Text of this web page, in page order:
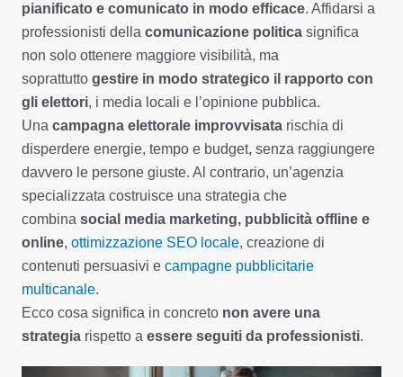
pianificato e comunicato in modo efficace. Affidarsi a
professionisti della comunicazione politica significa
non solo ottenere maggiore visibilità, ma
soprattutto gestire in modo strategico il rapporto con
gli elettori, i media locali e l’opinione pubblica.
Una campagna elettorale improvvisata rischia di
disperdere energie, tempo e budget, senza raggiungere
davvero le persone giuste. Al contrario, un’agenzia
specializzata costruisce una strategia che
combina social media marketing, pubblicità offline e
online, ottimizzazione SEO locale, creazione di
contenuti persuasivi e campagne pubblicitarie
multicanale.
Ecco cosa significa in concreto non avere una
strategia rispetto a essere seguiti da professionisti.